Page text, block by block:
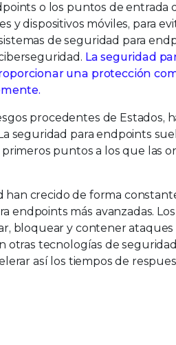
o los puntos de entrada
y dispositivos móviles, para
de seguridad para
La seguridad
una protección
procedentes de Estados,
seguridad para endpoints
puntos a los que las
crecido de forma
más avanzadas.
bloquear y contener
otras tecnologías de
así los tiempos de